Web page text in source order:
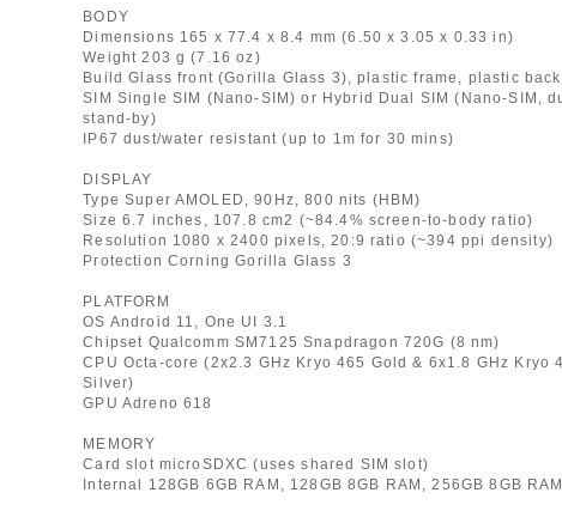
BODY
Dimensions 165 x 77.4 x 8.4 mm (6.50 x 3.05 x 0.33 in)
Weight 203 g (7.16 oz)
Build Glass front (Gorilla Glass 3), plastic frame, plastic back
SIM Single SIM (Nano-SIM) or Hybrid Dual SIM (Nano-SIM,
stand-by)
IP67 dust/water resistant (up to 1m for 30 mins)
DISPLAY
Type Super AMOLED, 90Hz, 800 nits (HBM)
Size 6.7 inches, 107.8 cm2 (~84.4% screen-to-body ratio)
Resolution 1080 x 2400 pixels, 20:9 ratio (~394 ppi density)
Protection Corning Gorilla Glass 3
PLATFORM
OS Android 11, One UI 3.1
Chipset Qualcomm SM7125 Snapdragon 720G (8 nm)
CPU Octa-core (2x2.3 GHz Kryo 465 Gold & 6x1.8 GHz Kryo
Silver)
GPU Adreno 618
MEMORY
Card slot microSDXC (uses shared SIM slot)
Internal 128GB 6GB RAM, 128GB 8GB RAM, 256GB 8GB RAM